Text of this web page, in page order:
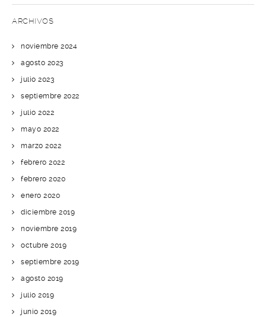
ARCHIVOS
noviembre 2024
agosto 2023
julio 2023
septiembre 2022
julio 2022
mayo 2022
marzo 2022
febrero 2022
febrero 2020
enero 2020
diciembre 2019
noviembre 2019
octubre 2019
septiembre 2019
agosto 2019
julio 2019
junio 2019